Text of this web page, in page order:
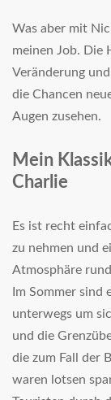
Was aber mit
meinen Job. Die
Veränderung
die Chancen
Augen zusehen.
Mein
Charlie
Es ist recht
zu nehmen und
Atmosphäre
Im Sommer sind
unterwegs um
und die
die zum Fall der
waren lotsen